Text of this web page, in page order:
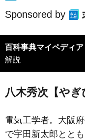
Sponsored by
百科事典マイペディア
解説
八木秀次【やぎ
電気工学者。大阪
で宇田新太郎とと